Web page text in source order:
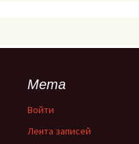
Мета
Войти
Лента записей